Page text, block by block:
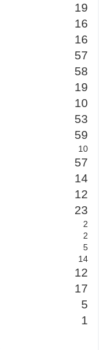
19
16
16
57
58
19
10
53
59
10
57
14
12
23
2
2
5
14
12
17
5
1